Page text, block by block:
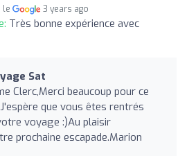
le 3 years ago
Très bonne expérience avec
Sat
Clerc,Merci beaucoup pour ce
que vous êtes rentrés
voyage :)Au plaisir
prochaine escapade.Marion